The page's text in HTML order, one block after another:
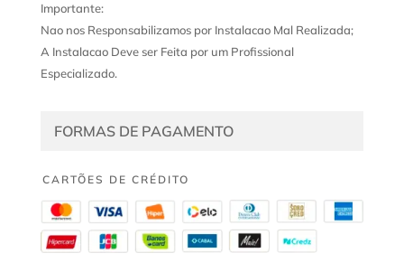
Importante:
Nao nos Responsabilizamos por Instalacao Mal Realizada;
A Instalacao Deve ser Feita por um Profissional
Especializado.
FORMAS DE PAGAMENTO
CARTÕES DE CRÉDITO